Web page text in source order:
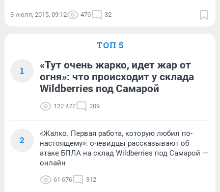
3 июля, 2015, 09:12 470 32
ТОП 5
1
«Тут очень жарко, идет жар от
огня»: что происходит у склада
Wildberries под Самарой
122 472 209
2
«Жалко. Первая работа, которую любил по-
настоящему»: очевидцы рассказывают об
атаке БПЛА на склад Wildberries под Самарой —
онлайн
61 676 312